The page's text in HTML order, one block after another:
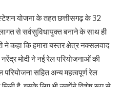
योजना के तहत छत्तीसगढ़ के 32
से सर्वसुविधायुक्त बनाने के साथ ही
ने कहा कि हमारा बस्तर क्षेत्र नक्सलवाद
मोदी ने नई रेल परियोजनाओं की
सहित अन्य महत्वपूर्ण रेल